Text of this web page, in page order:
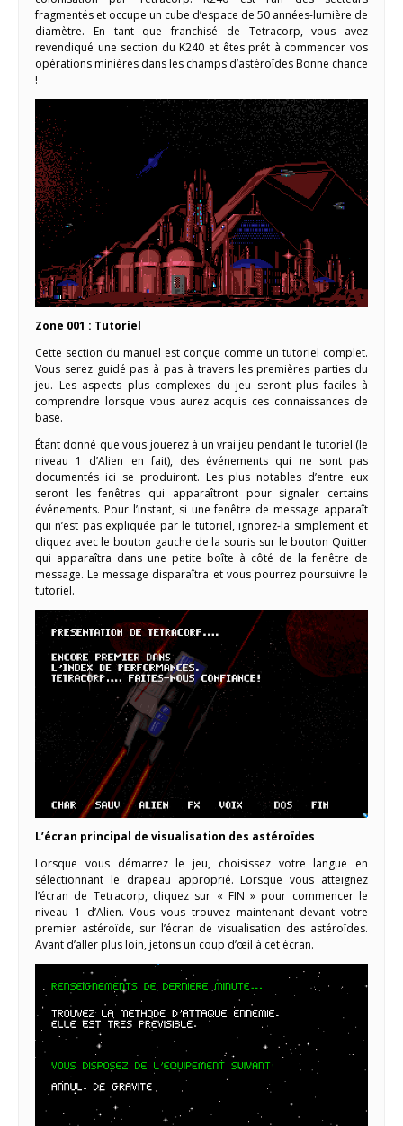
fragmentés et occupe un cube d’espace de 50 années-lumière de
diamètre. En tant que franchisé de Tetracorp, vous avez
revendiqué une section du K240 et êtes prêt à commencer vos
opérations minières dans les champs d’astéroïdes Bonne chance
!
Zone 001 : Tutoriel
Cette section du manuel est conçue comme un tutoriel complet.
Vous serez guidé pas à pas à travers les premières parties du
jeu. Les aspects plus complexes du jeu seront plus faciles à
comprendre lorsque vous aurez acquis ces connaissances de
base.
Étant donné que vous jouerez à un vrai jeu pendant le tutoriel (le
niveau 1 d’Alien en fait), des événements qui ne sont pas
documentés ici se produiront. Les plus notables d’entre eux
seront les fenêtres qui apparaîtront pour signaler certains
événements. Pour l’instant, si une fenêtre de message apparaît
qui n’est pas expliquée par le tutoriel, ignorez-la simplement et
cliquez avec le bouton gauche de la souris sur le bouton Quitter
qui apparaîtra dans une petite boîte à côté de la fenêtre de
message. Le message disparaîtra et vous pourrez poursuivre le
tutoriel.
L’écran principal de visualisation des astéroïdes
Lorsque vous démarrez le jeu, choisissez votre langue en
sélectionnant le drapeau approprié. Lorsque vous atteignez
l’écran de Tetracorp, cliquez sur « FIN » pour commencer le
niveau 1 d’Alien. Vous vous trouvez maintenant devant votre
premier astéroïde, sur l’écran de visualisation des astéroïdes.
Avant d’aller plus loin, jetons un coup d’œil à cet écran.